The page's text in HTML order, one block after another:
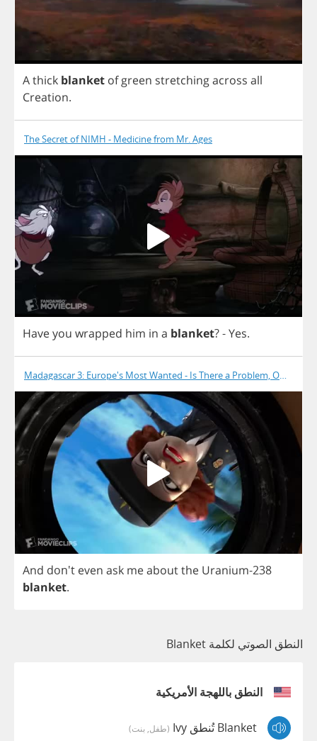
Athick blanket of green stretchingacross all
Creation.
The Secret of NIMH - Medicine from Mr. Ages
Haveyou wrapped him in a blanket?-Yes.
Madagascar 3: Europe's Most Wanted - Is There a Problem, Officer?
And don't even ask meaboutthe Uranium-238
blanket.
النطق الصوتي لكلمة Blanket
النطق باللهجة الأمريكية
Blanket تُنطق Ivy (طفل, بنت)